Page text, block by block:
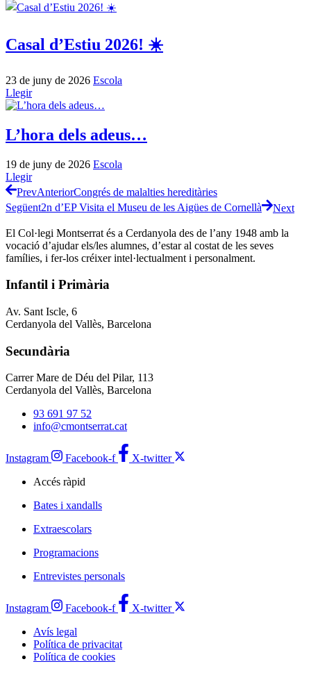
Casal d’Estiu 2026! ☀️
23 de juny de 2026 Escola
Llegir
L’hora dels adeus…
19 de juny de 2026 Escola
Llegir
PrevAnteriorCongrés de malalties hereditàries
Següent2n d’EP Visita el Museu de les Aigües de Cornellà Next
El Col·legi Montserrat és a Cerdanyola des de l’any 1948 amb la
vocació d’ajudar els/les alumnes, d’estar al costat de les seves
famílies, i fer-los créixer intel·lectualment i personalment.
Infantil i Primària
Av. Sant Iscle, 6
Cerdanyola del Vallès, Barcelona
Secundària
Carrer Mare de Déu del Pilar, 113
Cerdanyola del Vallès, Barcelona
93 691 97 52
info@cmontserrat.cat
Instagram Facebook-f
X-twitter
Accés ràpid
Bates i xandalls
Extraescolars
Programacions
Entrevistes personals
Instagram Facebook-f
X-twitter
Avís legal
Política de privacitat
Política de cookies